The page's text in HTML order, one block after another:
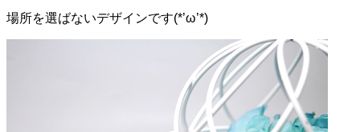
場所を選ばないデザインです(*’ω’*)